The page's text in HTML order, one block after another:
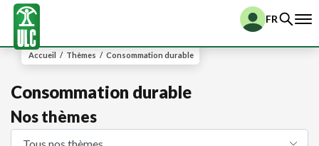
FR
Accueil / Thèmes / Consommation durable
Consommation durable
Nos thèmes